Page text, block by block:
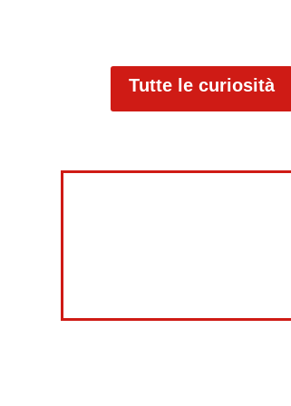
Tutte le curiosità